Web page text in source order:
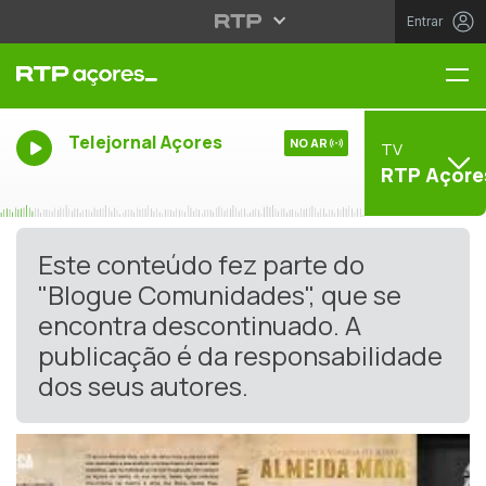
Entrar
Telejornal Açores NO AR TV
RTP
Este conteúdo fez parte do
"Blogue Comunidades", que se
encontra descontinuado. A
publicação é da responsabilidade
dos seus autores.